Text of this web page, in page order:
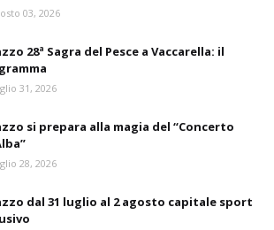
03, 2026
28ª Sagra del Pesce a Vaccarella: il
31, 2026
si prepara alla magia del “Concerto
28, 2026
dal 31 luglio al 2 agosto capitale sport